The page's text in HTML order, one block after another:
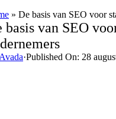
» De basis van SEO voor
basis van SEO
·Published On: 28